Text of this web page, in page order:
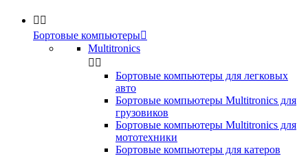
 
Бортовые компьютеры
Multitronics
 
Бортовые компьютеры для легковых
авто
Бортовые компьютеры Multitronics для
грузовиков
Бортовые компьютеры Multitronics для
мототехники
Бортовые компьютеры для катеров